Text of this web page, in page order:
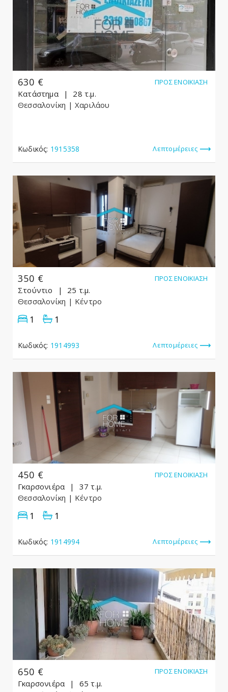
630 € ΠΡΟΣ ΕΝΟΙΚΊΑΣΗ
Κατάστημα
28 τ.μ.
Θεσσαλονίκη | Χαριλάου
Κωδικός: 1915358 Λεπτομέρειες
350 € ΠΡΟΣ ΕΝΟΙΚΊΑΣΗ
Στούντιο
25 τ.μ.
Θεσσαλονίκη | Κέντρο
1 1
Κωδικός: 1914993 Λεπτομέρειες
450 € ΠΡΟΣ ΕΝΟΙΚΊΑΣΗ
Γκαρσονιέρα
37 τ.μ.
Θεσσαλονίκη | Κέντρο
1 1
Κωδικός: 1914994 Λεπτομέρειες
650 € ΠΡΟΣ ΕΝΟΙΚΊΑΣΗ
Γκαρσονιέρα
65 τ.μ.